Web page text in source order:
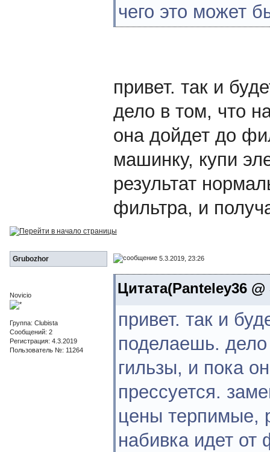
чего это может
привет. так и
дело в том, что
она дойдет до
машинку, купи
результат
фильтра, и
Grubozhor 5.3.2019, 23:26
Novicio
Группа: Clubista
Сообщений: 2
Регистрация: 4.3.2019
Пользователь №: 11264
Цитата(Panteley36
привет. так и
поделаешь. дело
гильзы, и пока
прессуется.
цены терпимые,
набивка идет от